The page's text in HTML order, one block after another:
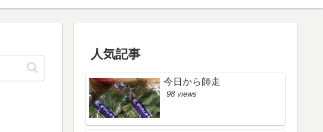
人気記事
今日から師走
98 views